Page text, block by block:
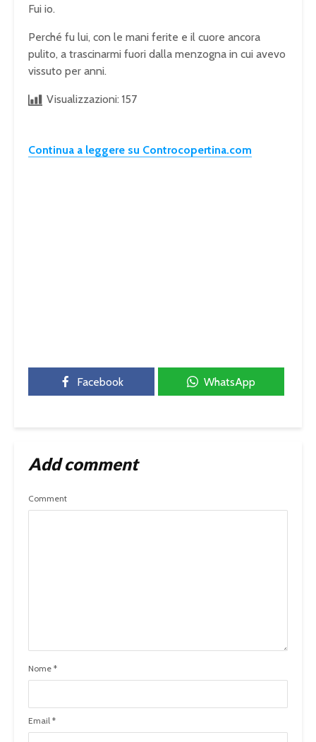
Fui io.
Perché fu lui, con le mani ferite e il cuore ancora
pulito, a trascinarmi fuori dalla menzogna in cui avevo
vissuto per anni.
Visualizzazioni: 157
Continua a leggere su Controcopertina.com
Facebook WhatsApp
Add comment
Comment
Nome *
Email *